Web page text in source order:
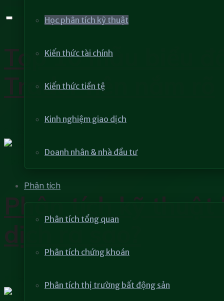
Học phân tích kỹ thuật
Kiến thức tài chính
Kiến thức tiền tệ
Kinh nghiệm giao dịch
Doanh nhân & nhà đầu tư
Phân tích
Phân tích tổng quan
Phân tích chứng khoán
Phân tích thị trường bất động sản
Top 10 mẫu biểu
Trader nên nắm rõ
Phân tích kỹ
dịch ra sao?
7 Tháng 8, 2023